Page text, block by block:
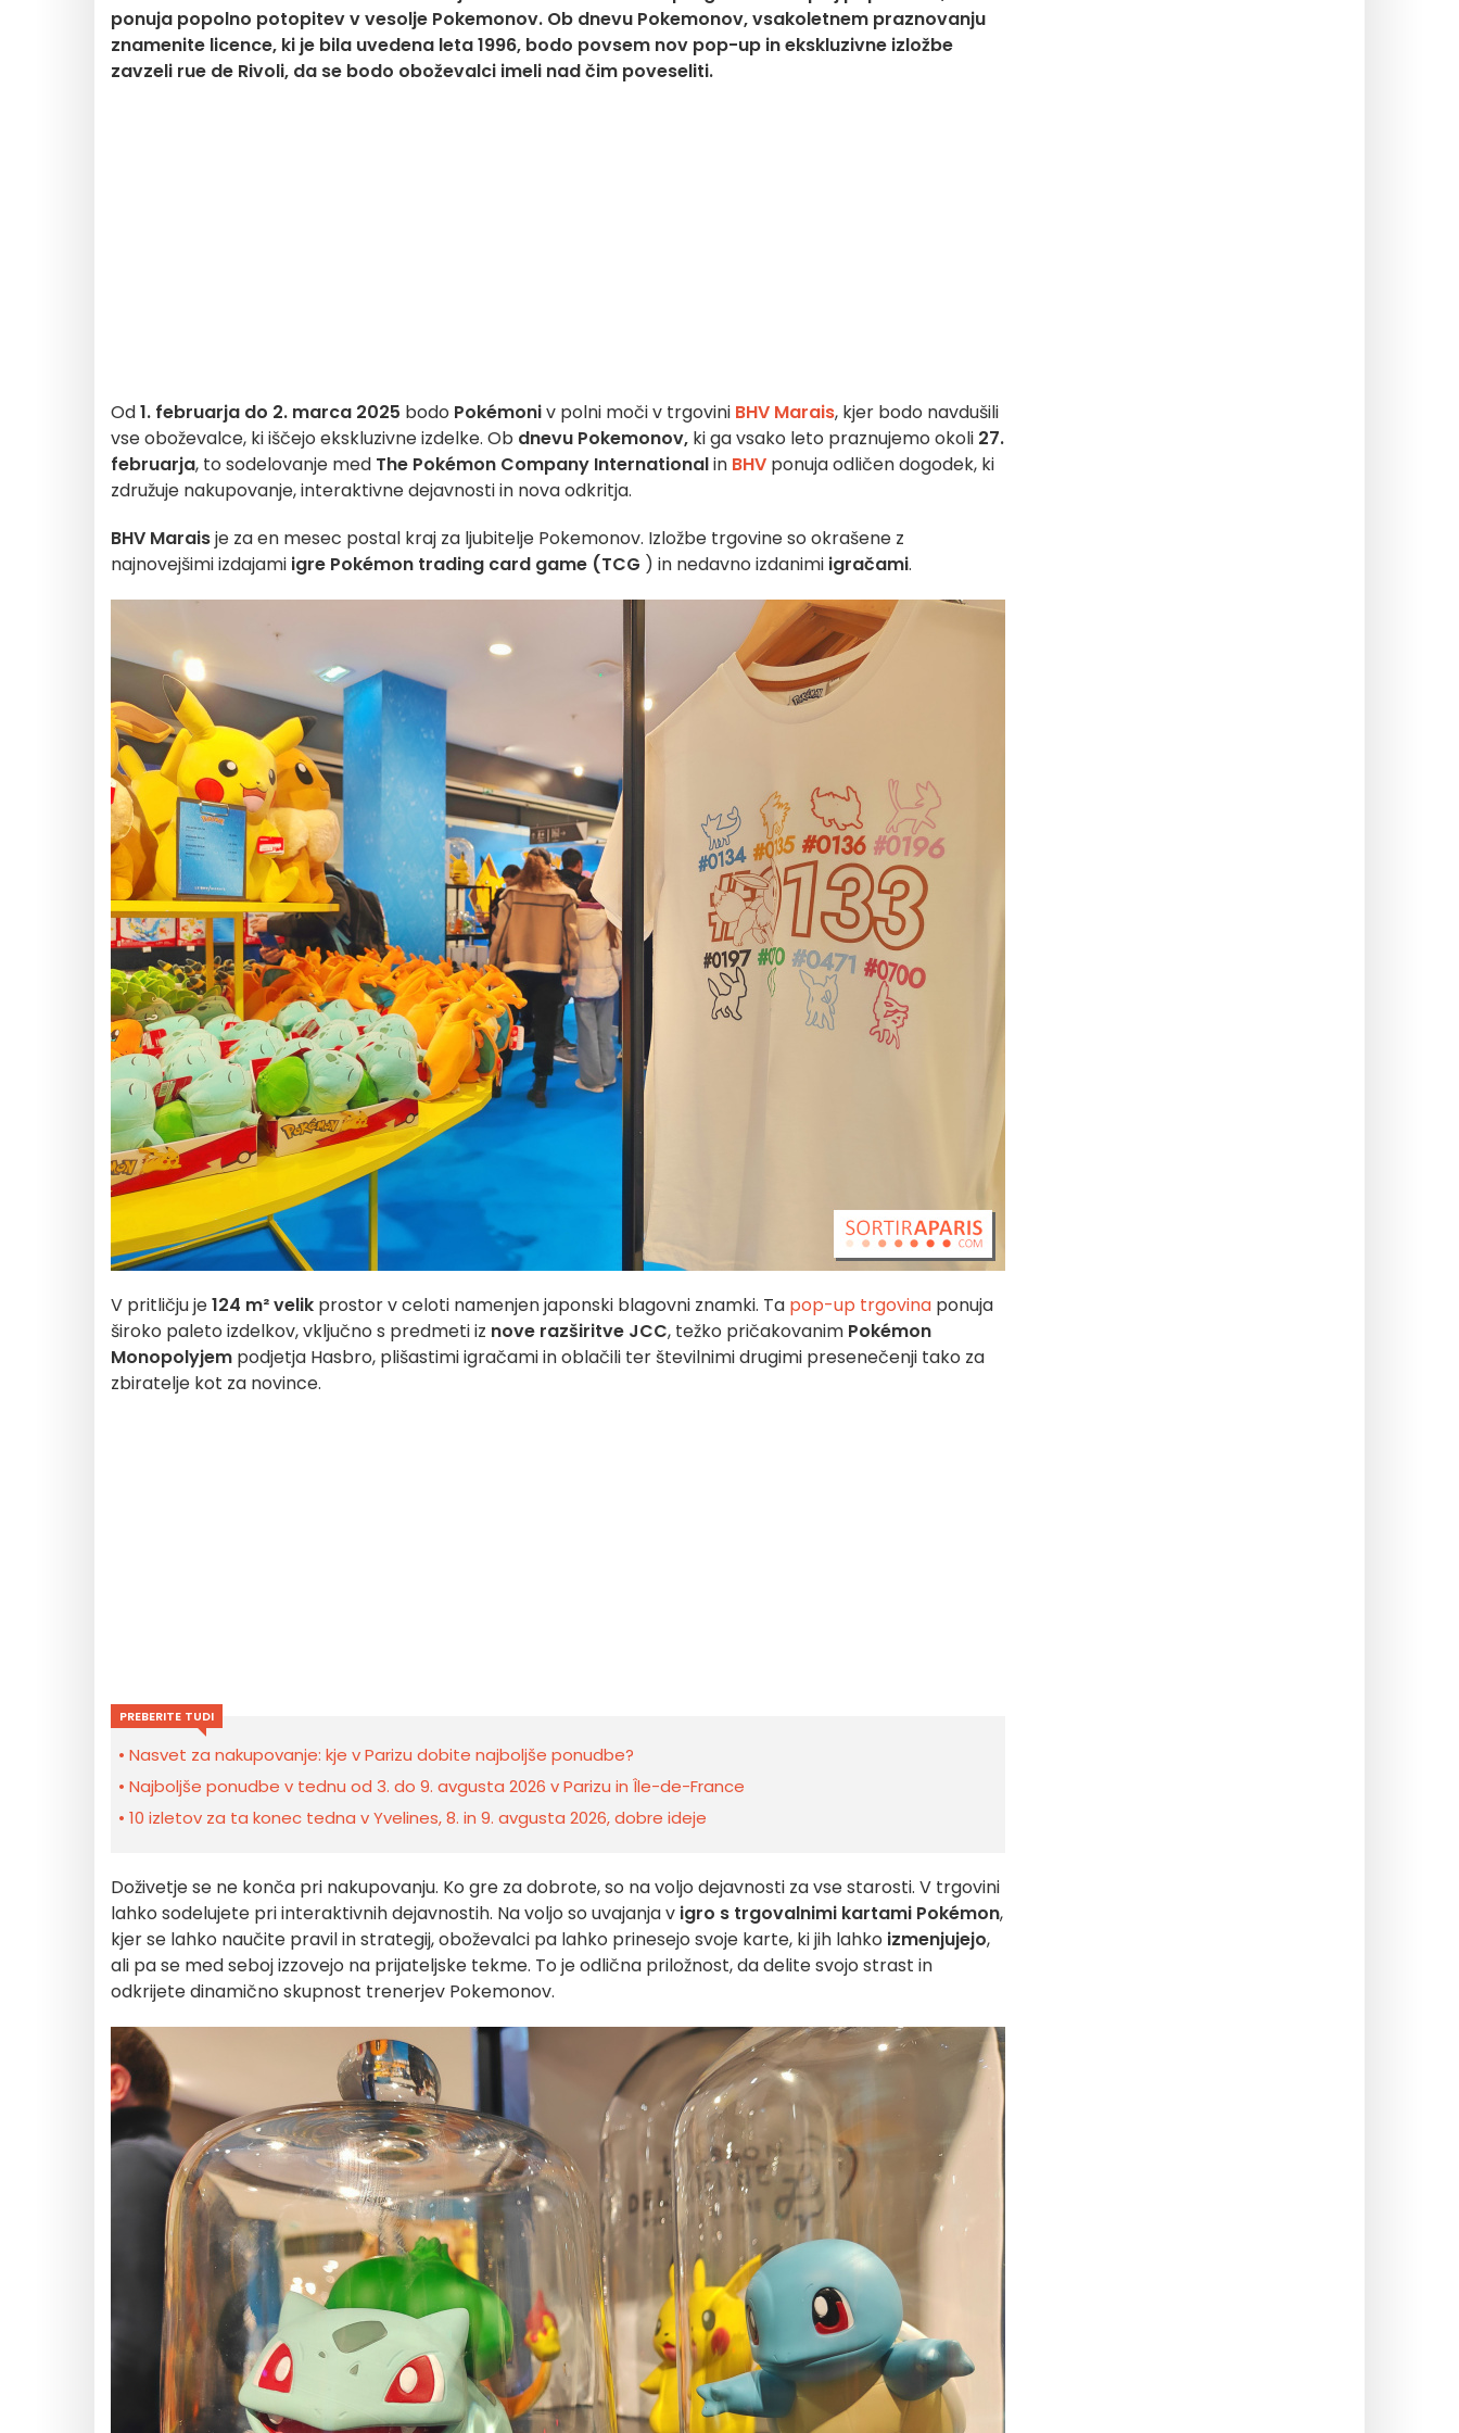
ponuja popolno potopitev v vesolje Pokemonov. Ob dnevu Pokemonov, vsakoletnem praznovanju
znamenite licence, ki je bila uvedena leta 1996, bodo povsem nov pop-up in ekskluzivne izložbe
zavzeli rue de Rivoli, da se bodo oboževalci imeli nad čim poveseliti.
Od1. februarja do 2. marca 2025 bodo Pokémoniv polni moči v trgovini BHV Marais, kjer bodo navdušili
vse oboževalce, ki iščejo ekskluzivne izdelke. Ob dnevu Pokemonov, ki ga vsako leto praznujemo okoli 27.
februarja, to sodelovanje med The Pokémon Company Internationalin BHV ponuja odličen dogodek, ki
združuje nakupovanje, interaktivne dejavnosti in nova odkritja.
BHV Maraisje za en mesec postal kraj za ljubitelje Pokemonov. Izložbe trgovine so okrašene z
najnovejšimi izdajami igre Pokémon trading card game (TCG ) in nedavno izdanimi igračami.
V pritličju je124 m² velik prostor v celoti namenjen japonski blagovni znamki. Ta pop-up trgovina ponuja
široko paleto izdelkov, vključno s predmeti iz nove razširitve JCC, težko pričakovanim Pokémon
Monopolyjem podjetja Hasbro, plišastimi igračami in oblačili ter številnimi drugimi presenečenji tako za
zbiratelje kot za novince.
PREBERITE TUDI
Nasvet za nakupovanje: kje v Parizu dobite najboljše ponudbe?
Najboljše ponudbe v tednu od 3. do 9. avgusta 2026 v Parizu in Île-de-France
10 izletov za ta konec tedna v Yvelines, 8. in 9. avgusta 2026, dobre ideje
Doživetje se ne konča pri nakupovanju. Ko gre za dobrote, so na voljo dejavnosti za vse starosti. V trgovini
lahko sodelujete pri interaktivnih dejavnostih. Na voljo so uvajanja v igro s trgovalnimi kartami Pokémon,
kjer se lahko naučite pravil in strategij, oboževalci pa lahko prinesejo svoje karte, ki jih lahko izmenjujejo,
ali pa se med seboj izzovejo na prijateljske tekme. To je odlična priložnost, da delite svojo strast in
odkrijete dinamično skupnost trenerjev Pokemonov.